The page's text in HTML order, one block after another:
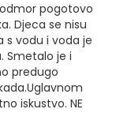
pogotovo
Djeca se nisu
s vodu i voda je
Smetalo je i
predugo
iskustvo. NE